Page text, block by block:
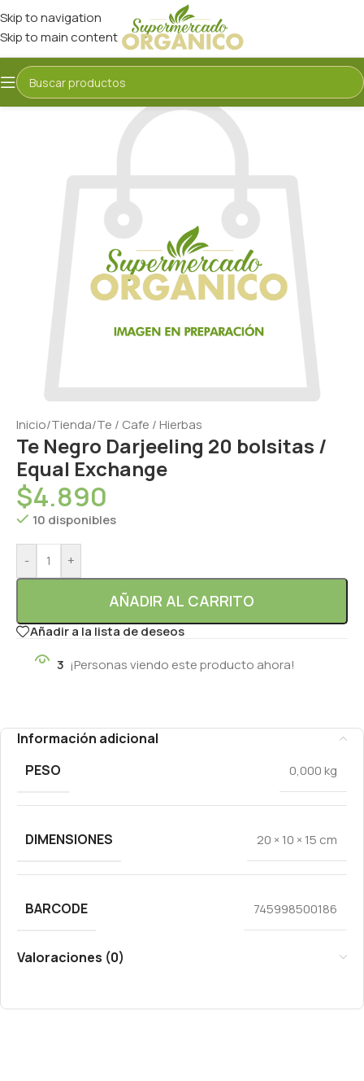
Skip to navigation
Skip to main content
Inicio/Tienda/Te / Cafe / Hierbas
Te Negro Darjeeling 20 bolsitas /
Equal Exchange
$4.890
10 disponibles
- +
AÑADIR AL CARRITO
Añadir a la lista de deseos
3 ¡Personas viendo este producto ahora!
Información adicional
PESO
0,000 kg
DIMENSIONES 20 × 10 × 15 cm
BARCODE 745998500186
Valoraciones (0)